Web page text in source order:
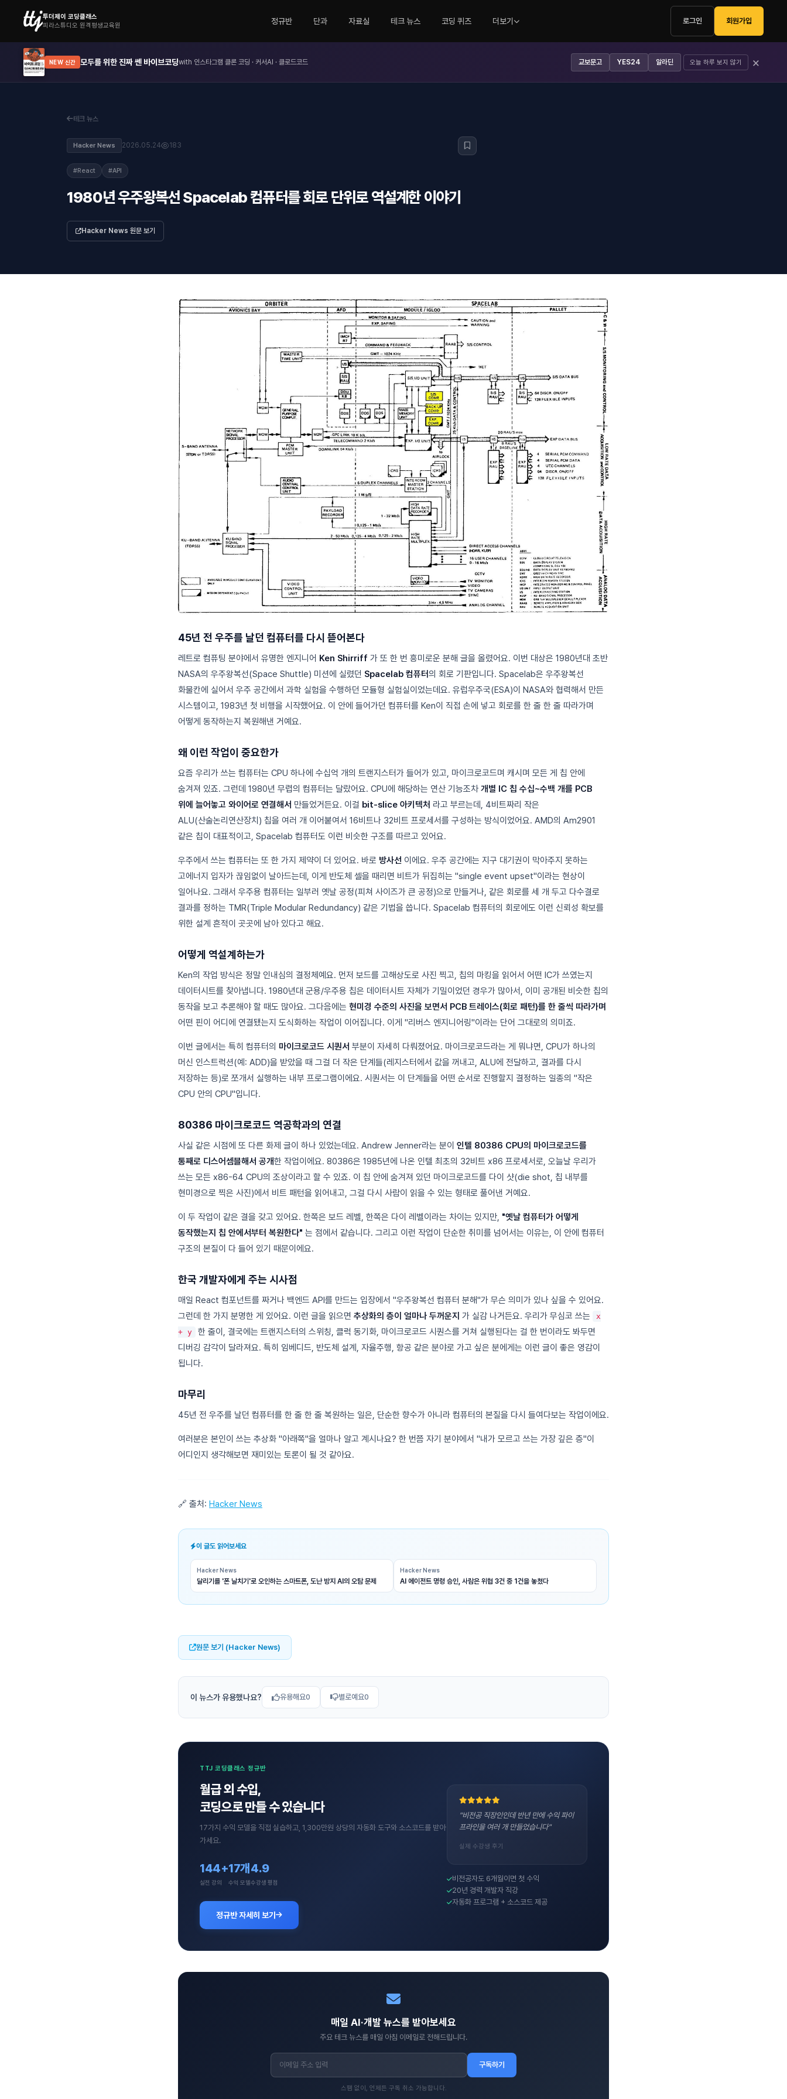
투더제이 코딩클래스
피라스튜디오 원격평생교육원
정규반 단과 자료실 테크 뉴스 코딩 퀴즈 더보기 로그인 회원가입
NEW 신간 모두를 위한 진짜 쎈 바이브코딩with 인스타그램 클론 코딩 · 커서AI · 클로드코드 교보문고 YES24 알라딘 오늘 하루 보지 않기 ×
테크 뉴스
Hacker News 2026.05.24 183
#React #API
1980년 우주왕복선 Spacelab 컴퓨터를 회로 단위로 역설계한 이야기
Hacker News 원문 보기
45년 전 우주를 날던 컴퓨터를 다시 뜯어본다
레트로 컴퓨팅 분야에서 유명한 엔지니어 Ken Shirriff 가 또 한 번 흥미로운 분해 글을 올렸어요. 이번 대상은 1980년대 초반
NASA의 우주왕복선(Space Shuttle) 미션에 실렸던 Spacelab 컴퓨터의 회로 기판입니다. Spacelab은 우주왕복선
화물칸에 실어서 우주 공간에서 과학 실험을 수행하던 모듈형 실험실이었는데요. 유럽우주국(ESA)이 NASA와 협력해서 만든
시스템이고, 1983년 첫 비행을 시작했어요. 이 안에 들어가던 컴퓨터를 Ken이 직접 손에 넣고 회로를 한 줄 한 줄 따라가며
어떻게 동작하는지 복원해낸 거예요.
왜 이런 작업이 중요한가
요즘 우리가 쓰는 컴퓨터는 CPU 하나에 수십억 개의 트랜지스터가 들어가 있고, 마이크로코드며 캐시며 모든 게 칩 안에
숨겨져 있죠. 그런데 1980년 무렵의 컴퓨터는 달랐어요. CPU에 해당하는 연산 기능조차 개별 IC 칩 수십~수백 개를 PCB
위에 늘어놓고 와이어로 연결해서 만들었거든요. 이걸 bit-slice 아키텍처 라고 부르는데, 4비트짜리 작은
ALU(산술논리연산장치) 칩을 여러 개 이어붙여서 16비트나 32비트 프로세서를 구성하는 방식이었어요. AMD의 Am2901
같은 칩이 대표적이고, Spacelab 컴퓨터도 이런 비슷한 구조를 따르고 있어요.
우주에서 쓰는 컴퓨터는 또 한 가지 제약이 더 있어요. 바로 방사선 이에요. 우주 공간에는 지구 대기권이 막아주지 못하는
고에너지 입자가 끊임없이 날아드는데, 이게 반도체 셀을 때리면 비트가 뒤집히는 "single event upset"이라는 현상이
일어나요. 그래서 우주용 컴퓨터는 일부러 옛날 공정(피쳐 사이즈가 큰 공정)으로 만들거나, 같은 회로를 세 개 두고 다수결로
결과를 정하는 TMR(Triple Modular Redundancy) 같은 기법을 씁니다. Spacelab 컴퓨터의 회로에도 이런 신뢰성 확보를
위한 설계 흔적이 곳곳에 남아 있다고 해요.
어떻게 역설계하는가
Ken의 작업 방식은 정말 인내심의 결정체예요. 먼저 보드를 고해상도로 사진 찍고, 칩의 마킹을 읽어서 어떤 IC가 쓰였는지
데이터시트를 찾아냅니다. 1980년대 군용/우주용 칩은 데이터시트 자체가 기밀이었던 경우가 많아서, 이미 공개된 비슷한 칩의
동작을 보고 추론해야 할 때도 많아요. 그다음에는 현미경 수준의 사진을 보면서 PCB 트레이스(회로 패턴)를 한 줄씩 따라가며
어떤 핀이 어디에 연결됐는지 도식화하는 작업이 이어집니다. 이게 "리버스 엔지니어링"이라는 단어 그대로의 의미죠.
이번 글에서는 특히 컴퓨터의 마이크로코드 시퀀서 부분이 자세히 다뤄졌어요. 마이크로코드라는 게 뭐냐면, CPU가 하나의
머신 인스트럭션(예: ADD)을 받았을 때 그걸 더 작은 단계들(레지스터에서 값을 꺼내고, ALU에 전달하고, 결과를 다시
저장하는 등)로 쪼개서 실행하는 내부 프로그램이에요. 시퀀서는 이 단계들을 어떤 순서로 진행할지 결정하는 일종의 "작은
CPU 안의 CPU"입니다.
80386 마이크로코드 역공학과의 연결
사실 같은 시점에 또 다른 화제 글이 하나 있었는데요. Andrew Jenner라는 분이 인텔 80386 CPU의 마이크로코드를
통째로 디스어셈블해서 공개한 작업이에요. 80386은 1985년에 나온 인텔 최초의 32비트 x86 프로세서로, 오늘날 우리가
쓰는 모든 x86-64 CPU의 조상이라고 할 수 있죠. 이 칩 안에 숨겨져 있던 마이크로코드를 다이 샷(die shot, 칩 내부를
현미경으로 찍은 사진)에서 비트 패턴을 읽어내고, 그걸 다시 사람이 읽을 수 있는 형태로 풀어낸 거예요.
이 두 작업이 같은 결을 갖고 있어요. 한쪽은 보드 레벨, 한쪽은 다이 레벨이라는 차이는 있지만, "옛날 컴퓨터가 어떻게
동작했는지 칩 안에서부터 복원한다" 는 점에서 같습니다. 그리고 이런 작업이 단순한 취미를 넘어서는 이유는, 이 안에 컴퓨터
구조의 본질이 다 들어 있기 때문이에요.
한국 개발자에게 주는 시사점
매일 React 컴포넌트를 짜거나 백엔드 API를 만드는 입장에서 "우주왕복선 컴퓨터 분해"가 무슨 의미가 있나 싶을 수 있어요.
그런데 한 가지 분명한 게 있어요. 이런 글을 읽으면 추상화의 층이 얼마나 두꺼운지 가 실감 나거든요. 우리가 무심코 쓰는
x
+ y
한 줄이, 결국에는 트랜지스터의 스위칭, 클럭 동기화, 마이크로코드 시퀀스를 거쳐 실행된다는 걸 한 번이라도 봐두면
디버깅 감각이 달라져요. 특히 임베디드, 반도체 설계, 자율주행, 항공 같은 분야로 가고 싶은 분에게는 이런 글이 좋은 영감이
됩니다.
마무리
45년 전 우주를 날던 컴퓨터를 한 줄 한 줄 복원하는 일은, 단순한 향수가 아니라 컴퓨터의 본질을 다시 들여다보는 작업이에요.
여러분은 본인이 쓰는 추상화 "아래쪽"을 얼마나 알고 계시나요? 한 번쯤 자기 분야에서 "내가 모르고 쓰는 가장 깊은 층"이
어디인지 생각해보면 재미있는 토론이 될 것 같아요.
🔗 출처: Hacker News
이 글도 읽어보세요
Hacker News
달리기를 '폰 날치기'로 오인하는 스마트폰, 도난 방지 AI의 오탐 문제
Hacker News
AI 에이전트 명령 승인, 사람은 위협 3건 중 1건을 놓쳤다
원문 보기 (Hacker News)
이 뉴스가 유용했나요? 유용해요0 별로예요0
TTJ 코딩클래스 정규반
월급 외 수입,
코딩으로 만들 수 있습니다
17가지 수익 모델을 직접 실습하고, 1,300만원 상당의 자동화 도구와 소스코드를 받아
가세요.
144+
실전 강의
17개
수익 모델
4.9
수강생 평점
정규반 자세히 보기
"비전공 직장인인데 반년 만에 수익 파이
프라인을 여러 개 만들었습니다"
실제 수강생 후기
비전공자도 6개월이면 첫 수익
20년 경력 개발자 직강
자동화 프로그램 + 소스코드 제공
매일 AI·개발 뉴스를 받아보세요
주요 테크 뉴스를 매일 아침 이메일로 전해드립니다.
구독하기
스팸 없이, 언제든 구독 취소 가능합니다.